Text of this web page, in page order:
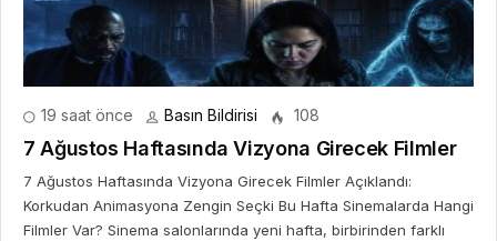
19 saat önce Basın Bildirisi 108
7 Ağustos Haftasında Vizyona Girecek Filmler
7 Ağustos Haftasında Vizyona Girecek Filmler Açıklandı:
Korkudan Animasyona Zengin Seçki Bu Hafta Sinemalarda Hangi
Filmler Var? Sinema salonlarında yeni hafta, birbirinden farklı